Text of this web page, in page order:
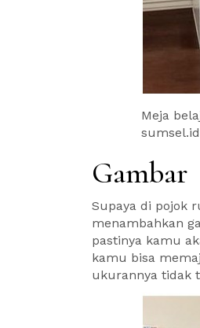
Meja
Gambar
Supaya di pojok
menambahkan
pastinya kamu
kamu bisa
ukurannya tidak